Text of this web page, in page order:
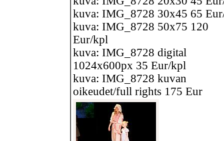
kuva: IMG_8728 30x45 65
kuva: IMG_8728 50x75 120
Eur/kpl
kuva: IMG_8728 digital
1024x600px 35 Eur/kpl
kuva: IMG_8728 kuvan
oikeudet/full rights 175 Eur